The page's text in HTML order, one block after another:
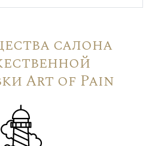
салона
Art of Pain